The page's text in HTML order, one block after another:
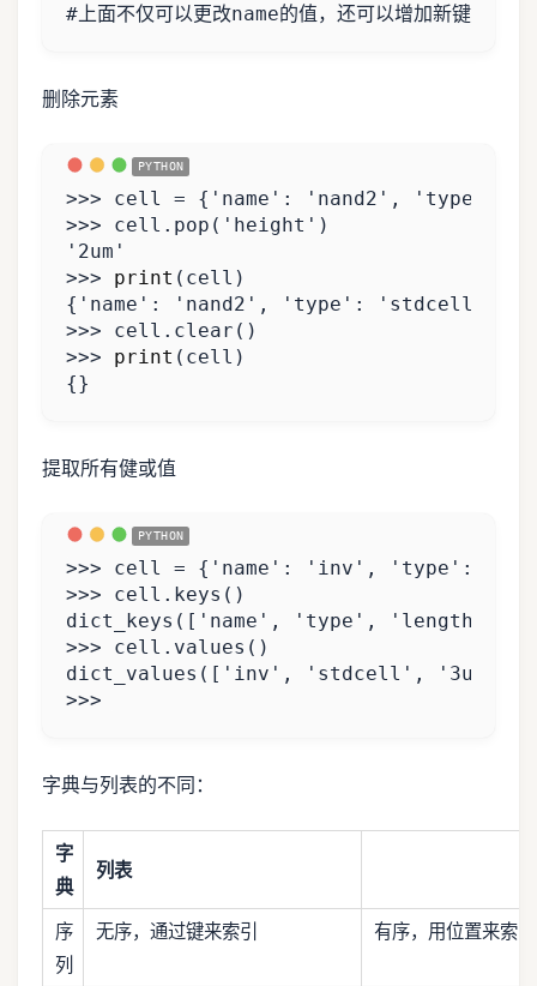
#上面不仅可以更改name的值，还可以增加新键值。
删除元素
>>> cell = { 'name' : 'nand2' , 'type'
>>>
cell . pop ( 'height' )
'2um'
>>>
print ( cell )
{ 'name' : 'nand2' , 'type' : 'stdcell'
>>>
cell . clear ()
>>>
print ( cell )
{}
提取所有健或值
>>> cell = { 'name' : 'inv' , 'type' :
>>>
cell . keys ()
dict_keys ([ 'name' , 'type' , 'length'
>>>
cell . values ()
dict_values ([ 'inv' , 'stdcell' , '3um'
>>>
字典与列表的不同：
字
典
列表
序
列
无序，通过键来索引 有序，用位置来索